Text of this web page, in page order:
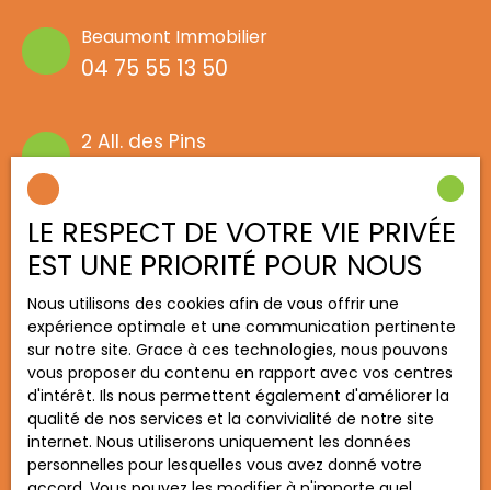
Beaumont Immobilier
04 75 55 13 50
2 All. des Pins
Étoile Immobilier
04 75 60 67 25
5 Rte de Beauvallon l'Alouette
26800 Étoile-sur-Rhône
Montmeyran Immobilier
LE RESPECT DE VOTRE VIE PRIVÉE
EST UNE PRIORITÉ POUR NOUS
Nous utilisons des cookies afin de vous offrir une
expérience optimale et une communication pertinente
sur notre site. Grace à ces technologies, nous pouvons
vous proposer du contenu en rapport avec vos centres
d'intérêt. Ils nous permettent également d'améliorer la
qualité de nos services et la convivialité de notre site
internet. Nous utiliserons uniquement les données
personnelles pour lesquelles vous avez donné votre